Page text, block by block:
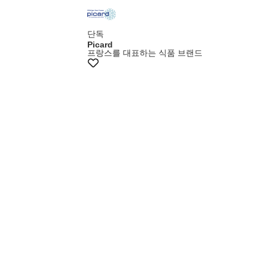
단독
Picard
프랑스를 대표하는 식품 브랜드